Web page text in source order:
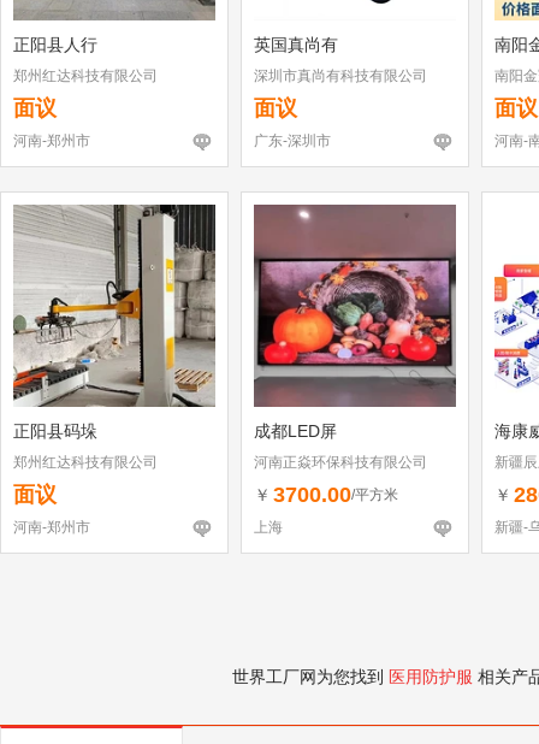
正阳县人行
郑州红达科技有限公司
面议
河南-郑州市
英国真尚有
深圳市真尚有科技有限公司
面议
广东-深圳市
南阳
南阳
面议
河南-
正阳县码垛
郑州红达科技有限公司
面议
河南-郑州市
成都LED屏
河南正焱环保科技有限公司
￥ 3700.00/平方米
上海
海康
新疆
￥
新疆-
世界工厂网为您找到 医用防护服 相关产